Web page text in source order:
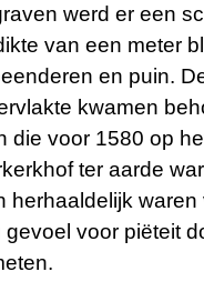
werd er een
van een meter
en puin.
kwamen
die voor 1580 op
ter aarde
herhaaldelijk waren
voor piëteit